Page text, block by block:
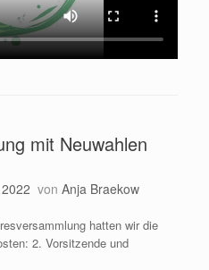
mit Neuwahlen
von Anja Braekow
hatten wir die
2. Vorsitzende und